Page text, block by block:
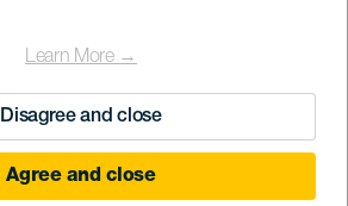
Learn More →
Disagree and close
Agree and close